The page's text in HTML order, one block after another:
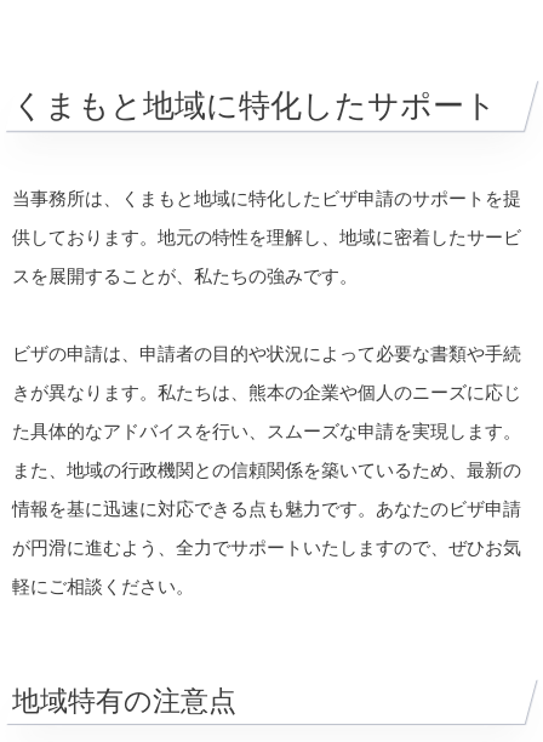
くまもと地域に特化したサポート
当事務所は、くまもと地域に特化したビザ申請のサポートを提
供しております。地元の特性を理解し、地域に密着したサービ
スを展開することが、私たちの強みです。
ビザの申請は、申請者の目的や状況によって必要な書類や手続
きが異なります。私たちは、熊本の企業や個人のニーズに応じ
た具体的なアドバイスを行い、スムーズな申請を実現します。
また、地域の行政機関との信頼関係を築いているため、最新の
情報を基に迅速に対応できる点も魅力です。あなたのビザ申請
が円滑に進むよう、全力でサポートいたしますので、ぜひお気
軽にご相談ください。
地域特有の注意点